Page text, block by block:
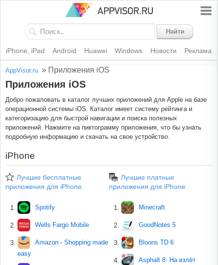
Найти
iPhone, iPad Android Huawei Windows Новости Реклама
AppVisor.ru » Приложения iOS
Приложения iOS
Добро пожаловать в каталог лучших приложений для Apple на базе
операционной системы iOS. Каталог имеет систему рейтинга и
категоризацию для быстрой навигации и поиска полезных
приложений. Нажмите на пиктограмму приложения, что бы узнать
подробную информацию и скачать на свое устройство.
iPhone
Лучшие бесплатные
приложения для iPhone
Spotify
Wells Fargo Mobile
Amazon - Shopping made
easy
Лучшие платные
приложения для iPhone
Minecraft
GoodNotes 5
Bloons TD 6
Asphalt 8: На взлёт